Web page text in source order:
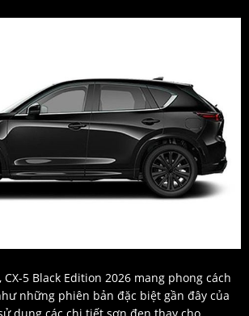
5 Black Edition 2026 mang phong cách
những phiên bản đặc biệt gần đây của
dụng các chi tiết sơn đen thay cho